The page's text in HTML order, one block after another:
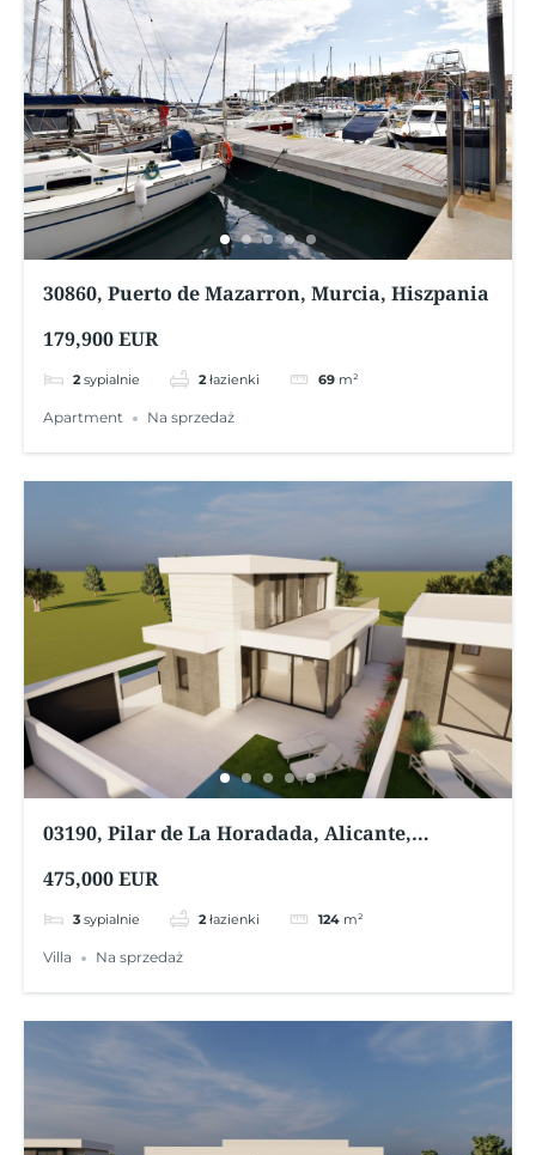
30860, Puerto de Mazarron, Murcia, Hiszpania
179,900 EUR
2 sypialnie 2 łazienki 69 m²
Apartment Na sprzedaż
03190, Pilar de La Horadada, Alicante,
475,000 EUR
3 sypialnie 2 łazienki 124 m²
Villa Na sprzedaż